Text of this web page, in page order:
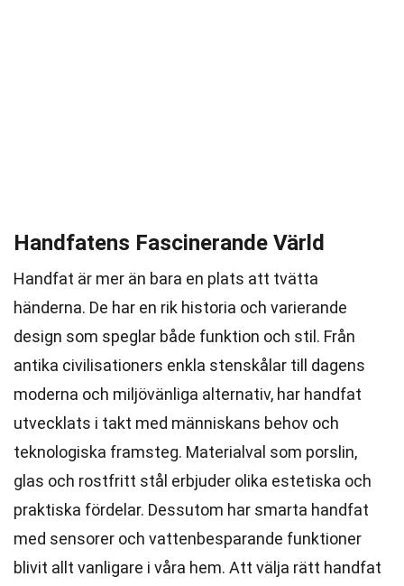
Handfatens Fascinerande Värld
Handfat är mer än bara en plats att tvätta
händerna. De har en rik historia och varierande
design som speglar både funktion och stil. Från
antika civilisationers enkla stenskålar till dagens
moderna och miljövänliga alternativ, har handfat
utvecklats i takt med människans behov och
teknologiska framsteg. Materialval som porslin,
glas och rostfritt stål erbjuder olika estetiska och
praktiska fördelar. Dessutom har smarta handfat
med sensorer och vattenbesparande funktioner
blivit allt vanligare i våra hem. Att välja rätt handfat